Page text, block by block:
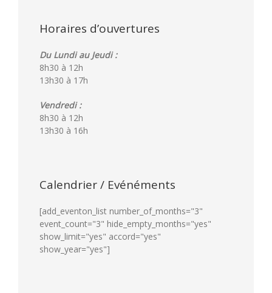
Horaires d’ouvertures
Du Lundi au Jeudi :
8h30 à 12h
13h30 à 17h
Vendredi :
8h30 à 12h
13h30 à 16h
Calendrier / Evénéments
[add_eventon_list number_of_months="3"
event_count="3" hide_empty_months="yes"
show_limit="yes" accord="yes"
show_year="yes"]